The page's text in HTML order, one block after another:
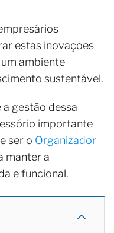
estas inovações
ambiente
sustentável.
gestão dessa
importante
ser o Organizador
manter a
e funcional.